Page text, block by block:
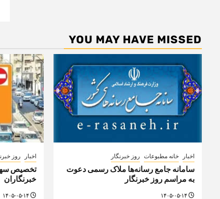
YOU MAY HAVE MISSED
اخبار خانه مطبوعات روز خبرنگار
سامانه جامع رسانه‌ها ملاک رسمی دعوت
به مراسم روز خبرنگار
اخبار روز
تخصیص
خبرنگاران
۱۴۰۵-۰۵-۱۴